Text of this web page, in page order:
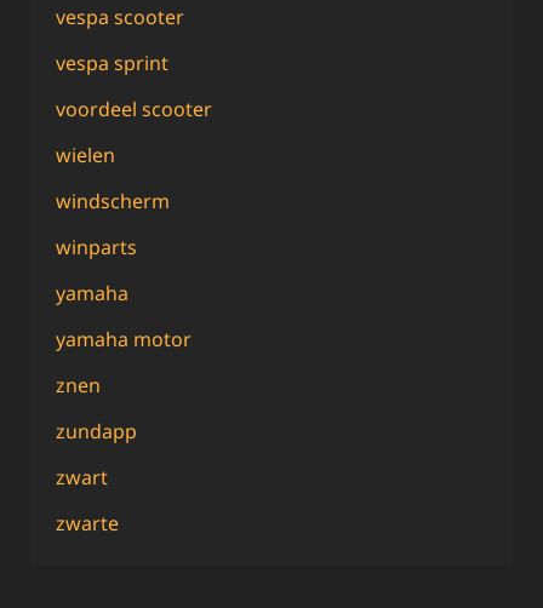
vespa scooter
vespa sprint
voordeel scooter
wielen
windscherm
winparts
yamaha
yamaha motor
znen
zundapp
zwart
zwarte